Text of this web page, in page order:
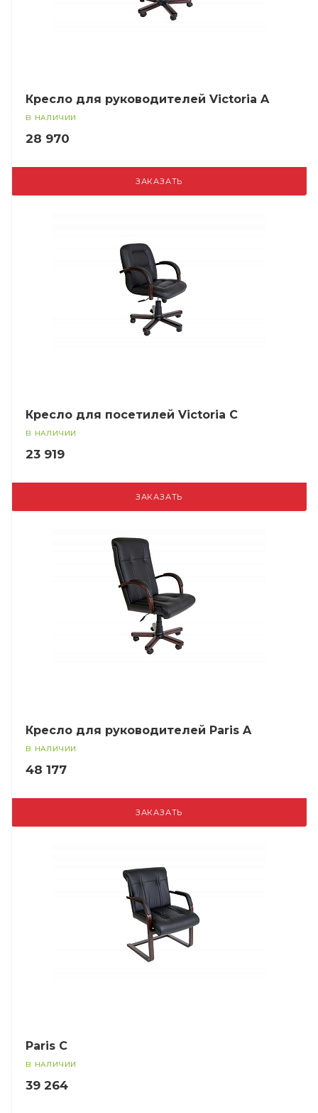
Кресло для руководителей Victoria A
В НАЛИЧИИ
28 970
ЗАКАЗАТЬ
Кресло для посетилей Victoria C
В НАЛИЧИИ
23 919
ЗАКАЗАТЬ
Кресло для руководителей Paris A
В НАЛИЧИИ
48 177
ЗАКАЗАТЬ
Paris C
В НАЛИЧИИ
39 264